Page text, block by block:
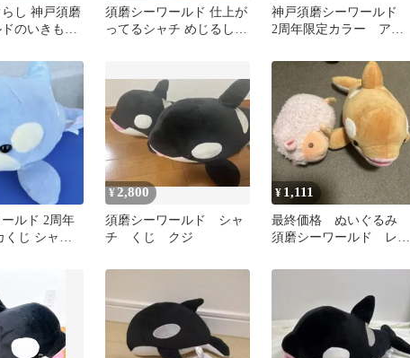
し 神戸須磨
のいきもの
須磨シーワールド 仕上が
ってるシャチ めじるしチ
神戸須磨シーワールド
2周年限定カラー アイ
くじ シャチ
ルド 2周年
くじ シャチ
¥2,800
須磨シーワールド シャ
チ くじ クジ
¥ 1,111
最終価格 ぬいぐるみ
須磨シーワールド レア